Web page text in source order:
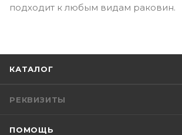
подходит к любым видам раковин.
КАТАЛОГ
РЕКВИЗИТЫ
ПОМОЩЬ